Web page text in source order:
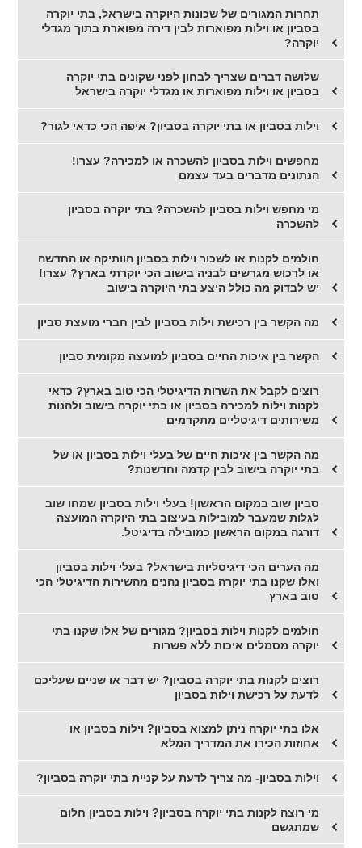
תחרות המגורים של שכונות היוקרה בישראל, בתי יוקרה
בסביון או וילות מפוארות לבין דירה מפוארת בתוך מגדלי
יוקרה?
שלושה דברים שצריך לבחון לפני שקונים בתי יוקרה
בסביון או וילות מפוארות או מגדלי יוקרה בישראל
וילות בסביון או בתי יוקרה בסביון? איפה הכי כדאי לגור?
מחפשים וילות בסביון להשכרה או למכירה? עצרו!
הנתונים מדברים בעד עצמם
מי מחפש וילות בסביון להשכרה? בתי יוקרה בסביון
להשכרה
חולמים לקנות או לשכור וילות בסביון הוותיקה או החדשה
או לרכוש מגרשים לבניה בישוב הכי יוקרתי בארץ? עצרו!
יש לבדוק מה כולל היצע בתי היוקרה בישוב
מה הקשר בין רכישת וילות בסביון לבין חברי מועצת סביון
הקשר בין איכות החיים בסביון למועצה מקומית סביון
רוצים לקבל את השרות הדיגיטלי הכי טוב בארץ? כדאי
לקנות וילות למכירה בסביון או בתי יוקרה בישוב ולהנות
משירותים דיגיטליים מתקדמים
מה הקשר בין איכות חיים של בעלי וילות בסביון או של
בתי יוקרה בישוב לבין קדמה וחדשנות?
סביון שוב במקום הראשון! בעלי וילות בסביון שמחו שוב
לגלות שמעבר למובילות בעיצוב בתי היוקרה המועצה
דורגה במקום הראשון כמובילה בדיגיטל.
מה הערים הכי דיגיטליות בישראל? בעלי וילות בסביון
ואלו שקנו בתי יוקרה בסביון נהנים מהשירות הדיגיטלי הכי
טוב בארץ
חולמים לקנות וילות בסביון? מגורים של אלו שקנו בתי
יוקרה מסמלים איכות ללא פשרות
רוצים לקנות בתי יוקרה בסביון? יש דבר או שניים שעליכם
לדעת על רכישת וילות בסביון
אלו בתי יוקרה ניתן למצוא בסביון? וילות בסביון או
אחוזות הכירו את המדריך המלא
וילות בסביון- מה צריך לדעת על קניית בתי יוקרה בסביון?
מי רוצה לקנות בתי יוקרה בסביון? וילות בסביון חלום
שמתגשם